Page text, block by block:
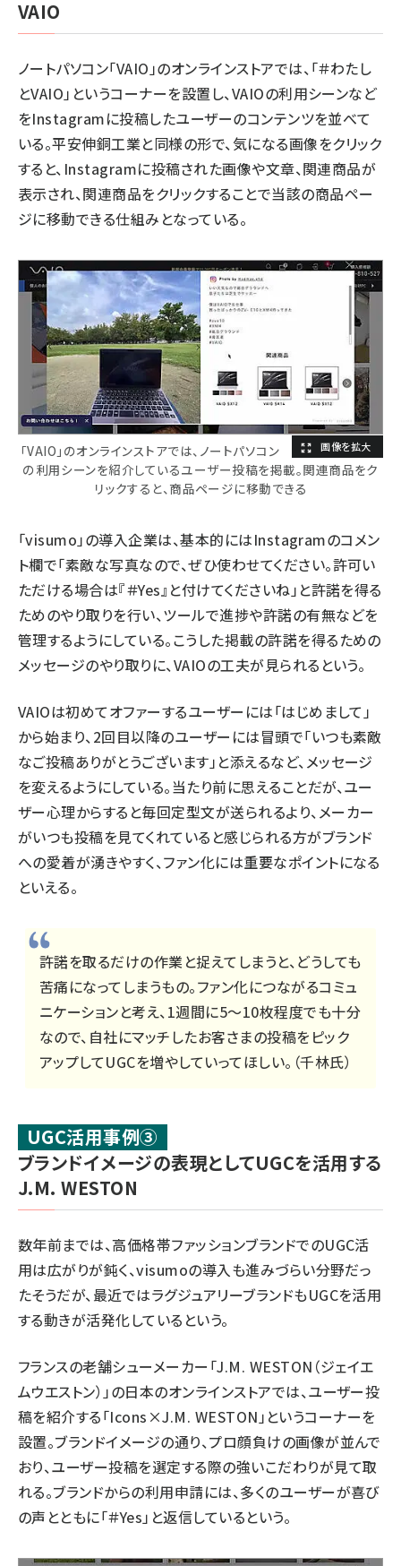
VAIO
ノートパソコン「VAIO 」のオンラインストアでは、「＃わたし
とVAIO」というコーナーを設置し、VAIOの利用シーンなど
をInstagramに投稿したユーザーのコンテンツを並べて
いる。平安伸銅工業と同様の形で、気になる画像をクリック
すると、Instagramに投稿された画像や文章、関連商品が
表示され、関連商品をクリックすることで当該の商品ペー
ジに移動できる仕組みとなっている。
「VAIO」のオンラインストアでは、ノートパソコン
の利用シーンを紹介しているユーザー投稿を掲載。関連商品をク
リックすると、商品ページに移動できる
「visumo」の導入企業は、基本的にはInstagramのコメン
ト欄で「素敵な写真なので、ぜひ使わせてください。許可い
ただける場合は『＃Yes』と付けてくださいね」と許諾を得る
ためのやり取りを行い、ツールで進捗や許諾の有無などを
管理するようにしている。こうした掲載の許諾を得るための
メッセージのやり取りに、VAIOの工夫が見られるという。
VAIOは初めてオファーするユーザーには「はじめまして」
から始まり、2回目以降のユーザーには冒頭で「いつも素敵
なご投稿ありがとうございます」と添えるなど、メッセージ
を変えるようにしている。当たり前に思えることだが、ユー
ザー心理からすると毎回定型文が送られるより、メーカー
がいつも投稿を見てくれていると感じられる方がブランド
への愛着が湧きやすく、ファン化には重要なポイントになる
といえる。
許諾を取るだけの作業と捉えてしまうと、どうしても
苦痛になってしまうもの。ファン化につながるコミュ
ニケーションと考え、1週間に5～10枚程度でも十分
なので、自社にマッチしたお客さまの投稿をピック
アップしてUGCを増やしていってほしい。（千林氏）
UGC活用事例③
ブランドイメージの表現としてUGCを活用する
J.M. WESTON
数年前までは、高価格帯ファッションブランドでのUGC活
用は広がりが鈍く、visumoの導入も進みづらい分野だっ
たそうだが、最近ではラグジュアリーブランドもUGCを活用
する動きが活発化しているという。
フランスの老舗シューメーカー「J.M. WESTON （ジェイエ
ムウエストン）」の日本のオンラインストアでは、ユーザー投
稿を紹介する「Icons×J.M. WESTON」というコーナーを
設置。ブランドイメージの通り、プロ顔負けの画像が並んで
おり、ユーザー投稿を選定する際の強いこだわりが見て取
れる。ブランドからの利用申請には、多くのユーザーが喜び
の声とともに「＃Yes」と返信しているという。